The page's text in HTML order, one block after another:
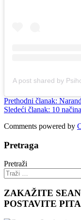
A post shared by
Prethodni članak:
Sledeći članak: 10
Comments powered by
Pretraga
Pretraži
ZAKAŽITE
POSTAVITE